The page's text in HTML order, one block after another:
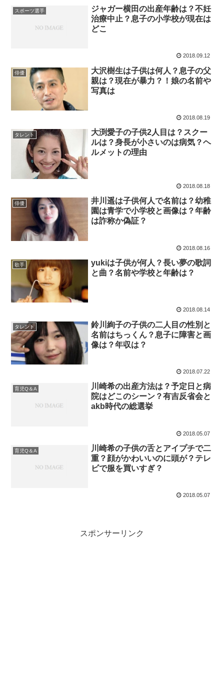
スポーツ選手
ジャガー横田の出産年齢は？不妊
治療中止？息子の小学校が現在は
どこ
2018.09.12
俳優
大沢樹生は子供は何人？息子の父
親は？現在が暴力？！娘の名前や
写真は
2018.08.19
タレント
大渕愛子の子供2人目は？スクー
ルは？身長が小さいのは病気？ヘ
ルメットの理由
2018.08.18
俳優
井川遥は子供何人で名前は？幼稚
園は青学で小学校と画像は？年齢
は詐称か偽証？
2018.08.16
歌手
yukiは子供が何人？長い夢の歌詞
と曲？名前や学校と年齢は？
2018.08.14
タレント
鈴川絢子の子供の二人目の性別と
名前はちっくん？息子に障害と画
像は？年収は？
2018.07.22
育児Q＆A
川崎希の出産方法は？予定日と病
院はどこのシーン？有吉反省会と
akb時代の総選挙
2018.05.07
育児Q＆A
川崎希の子供の舌とアイプチで二
重？顔がかわいいのに頭が？テレ
ビで服を買いすぎ？
2018.05.07
スポンサーリンク